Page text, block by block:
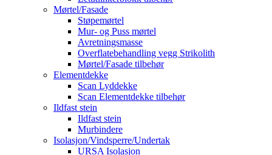
Mørtel/Fasade
Støpemørtel
Mur- og Puss mørtel
Avretningsmasse
Overflatebehandling vegg Strikolith
Mørtel/Fasade tilbehør
Elementdekke
Scan Lyddekke
Scan Elementdekke tilbehør
Ildfast stein
Ildfast stein
Murbindere
Isolasjon/Vindsperre/Undertak
URSA Isolasjon